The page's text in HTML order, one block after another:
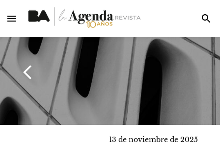
13 de noviembre de 2025